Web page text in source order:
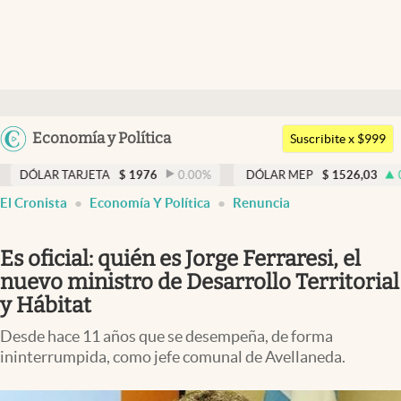
Argentina
Uruguay
Economía y Política
Members
Economía y Política
Finanzas y Mercados
Negocios
Columnistas
Otras secciones
Suscribite x $999
TARJETA $ 1976 0.00% DÓLAR MEP $ 1526,03 0.43%
El Cronista Economía Y Política Renuncia
Es oficial: quién es Jorge Ferraresi, el
nuevo ministro de Desarrollo Territorial
y Hábitat
Desde hace 11 años que se desempeña, de forma
ininterrumpida, como jefe comunal de Avellaneda.